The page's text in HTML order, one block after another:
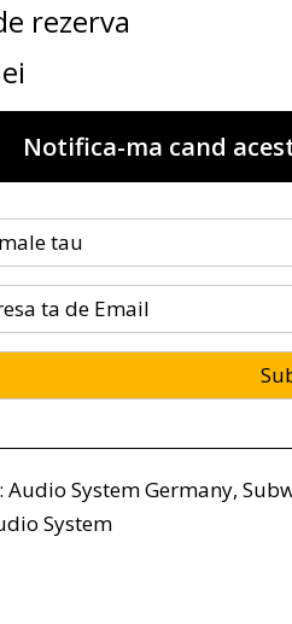
rezerva
Notifica-ma cand
Audio System Germany,
System